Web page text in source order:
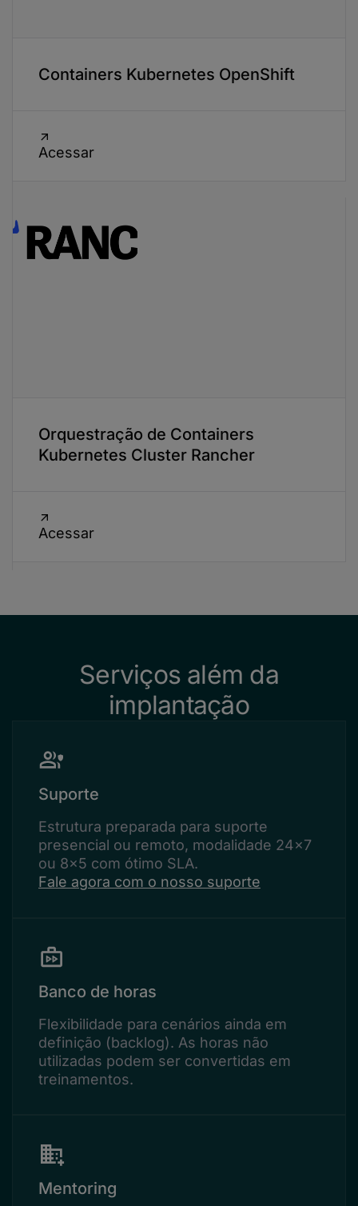
Containers Kubernetes OpenShift
Acessar
Orquestração de Containers
Kubernetes Cluster Rancher
Acessar
Serviços além da
implantação
Suporte
Estrutura preparada para suporte
presencial ou remoto, modalidade 24x7
ou 8x5 com ótimo SLA.
Fale agora com o nosso suporte
Banco de horas
Flexibilidade para cenários ainda em
definição (backlog). As horas não
utilizadas podem ser convertidas em
treinamentos.
Mentoring